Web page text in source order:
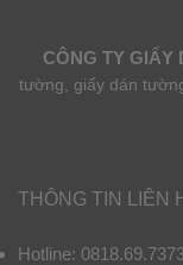
CÔNG TY GIẤY
tường, giấy dán
THÔNG TIN LIÊN
Hotline: